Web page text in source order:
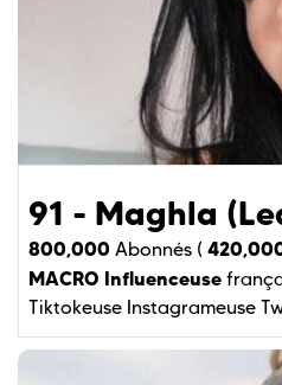
91 - Maghla
800,000 Abonnés (
MACRO Influenceuse
Tiktokeuse Instagrameuse